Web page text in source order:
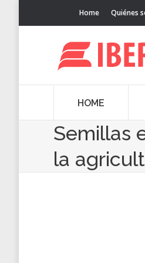
Home Quiénes
HOME
Semillas
la